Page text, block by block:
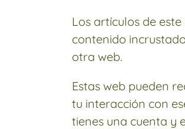
Los artículos de
contenido
otra web.
Estas web pueden
tu interacción con
tienes una cuenta y